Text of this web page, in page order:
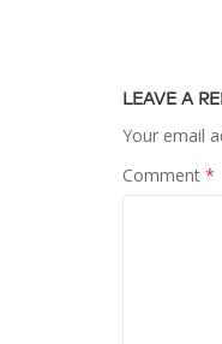
LEAVE A
Your email
Comment *